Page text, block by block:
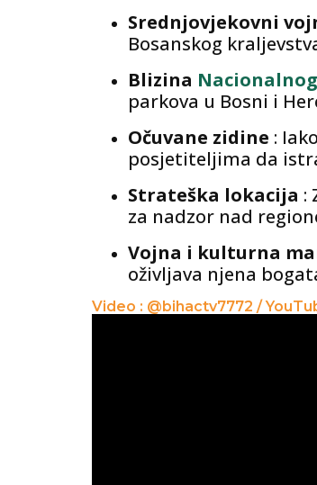
Srednjovjekovni
Bosanskog
Blizina
parkova u Bosni i
Očuvane zidine :
posjetiteljima da
Strateška lokacija :
za nadzor nad
Vojna i kulturna
oživljava njena
Video : @bihactv7772 /